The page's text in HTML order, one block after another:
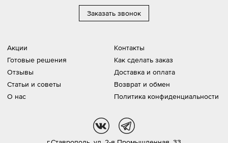
Акции
Готовые решения
Отзывы
Статьи и советы
О нас
Контакты
Как сделать заказ
Доставка и оплата
Возврат и обмен
Политика конфиденциальности
Заказать звонок